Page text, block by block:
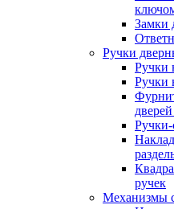
Замки
Ручки
Ручки
Ручки
ручек
Механизмы